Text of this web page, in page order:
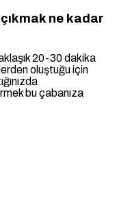
ne kadar
20-30 dakika
oluştuğu için
bu çabanıza